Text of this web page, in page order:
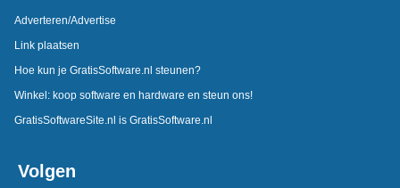
Adverteren/Advertise
Link plaatsen
Hoe kun je GratisSoftware.nl steunen?
Winkel: koop software en hardware en steun ons!
GratisSoftwareSite.nl is GratisSoftware.nl
Volgen